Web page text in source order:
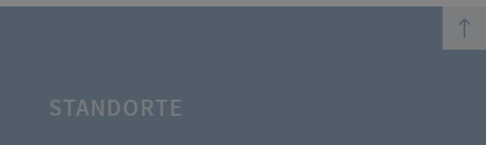
top
STANDORTE